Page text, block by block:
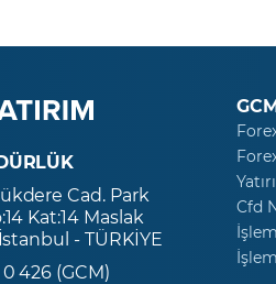
Cad. Park
Kat:14 Maslak
- TÜRKİYE
426 (GCM)
Cfd